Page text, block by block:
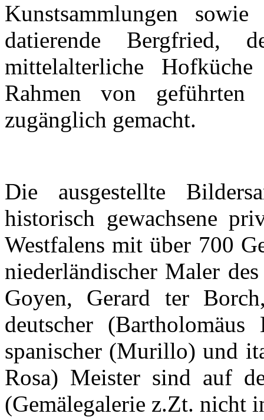
Kunstsammlungen
datierende
mittelalterliche
Rahmen von
zugänglich gemacht.
Die ausgestellte
historisch gewachsene
Westfalens mit über 700
niederländischer Maler
Goyen, Gerard ter
deutscher
spanischer (Murillo) und
Rosa) Meister sind auf
(Gemälegalerie z.Zt. nicht